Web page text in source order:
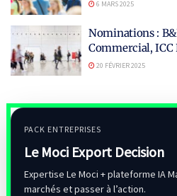
6 MARS 2025
Nominations :
Commercial, ICC
20 FÉVRIER 2025
PACK ENTREPRISES
Le Moci Export Decision
Expertise Le Moci + plateforme IA
marchés et passer à l’action.